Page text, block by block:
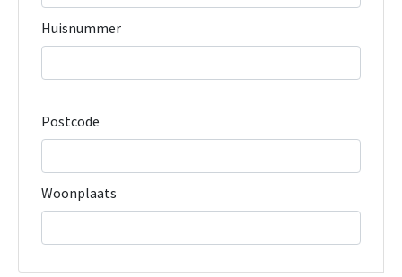
Huisnummer
Postcode
Woonplaats